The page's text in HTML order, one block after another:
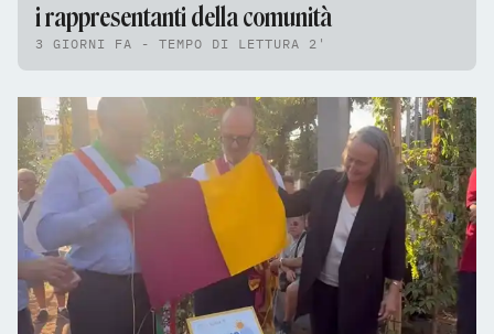
i rappresentanti della comunità
3 GIORNI FA - TEMPO DI LETTURA 2'